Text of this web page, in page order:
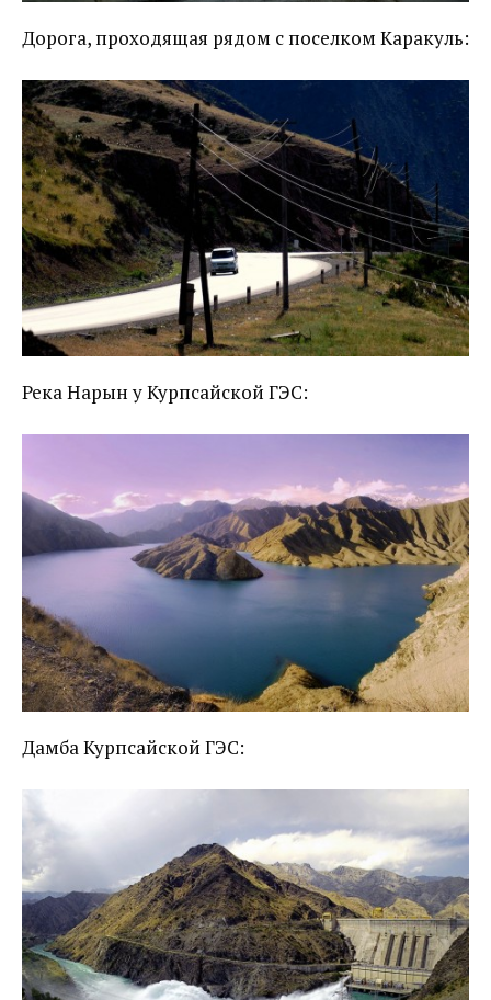
Дорога, проходящая рядом с поселком Каракуль:
Река Нарын у Курпсайской ГЭС:
Дамба Курпсайской ГЭС: